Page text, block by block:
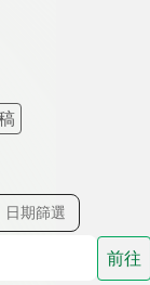
日期篩選
前往